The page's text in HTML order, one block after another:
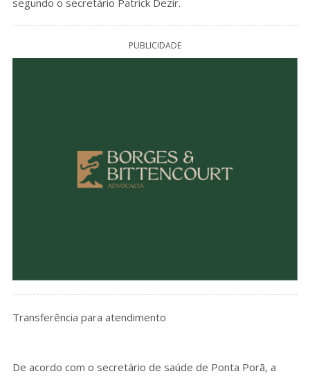
segundo o secretário Patrick Dezir.
PUBLICIDADE
Transferência para atendimento
De acordo com o secretário de saúde de Ponta Porã, a